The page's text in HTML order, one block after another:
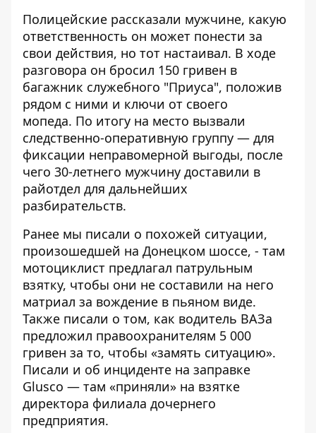
Полицейские рассказали мужчине, какую
ответственность он может понести за
свои действия, но тот настаивал. В ходе
разговора он бросил 150 гривен в
багажник служебного "Приуса", положив
рядом с ними и ключи от своего
мопеда. По итогу на место вызвали
следственно-оперативную группу — для
фиксации неправомерной выгоды, после
чего 30-летнего мужчину доставили в
райотдел для дальнейших
разбирательств.
Ранее мы писали о похожей ситуации,
произошедшей на Донецком шоссе, - там
мотоциклист предлагал патрульным
взятку, чтобы они не составили на него
матриал за вождение в пьяном виде.
Также писали о том, как водитель ВАЗа
предложил правоохранителям 5 000
гривен за то, чтобы «замять ситуацию».
Писали и об инциденте на заправке
Glusco — там «приняли» на взятке
директора филиала дочернего
предприятия.